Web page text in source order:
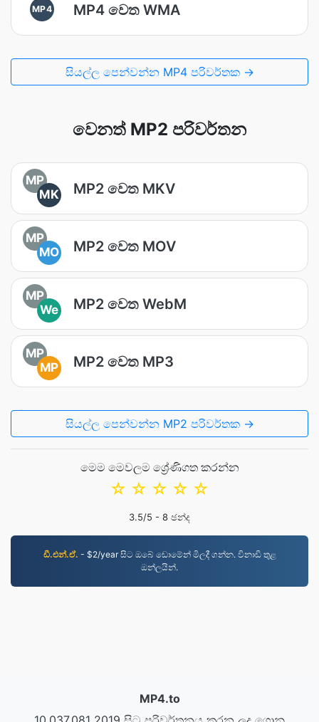
MP4 MP4 වෙත WMA
සියල්ල පෙන්වන්න MP4 පරිවර්තක →
වෙනත් MP2 පරිවර්තන
MP
MK
MP2 වෙත MKV
MP
MO
MP2 වෙත MOV
MP
We
MP2 වෙත WebM
MP
MP
MP2 වෙත MP3
සියල්ල පෙන්වන්න MP2 පරිවර්තක →
මෙම මෙවලම ශ්‍රේණිගත කරන්න
☆
☆
☆
☆
☆
3.5/5 - 8 ඡන්ද
ඩී.එන්.ඒ. - $2/year සිට ඔබේ ඩොමේන් මිලදී ගන්න. විනාඩි තුළ
ඔන්ලයින්.
MP4.to